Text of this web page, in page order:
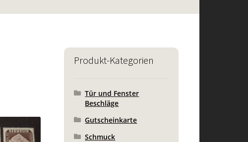
Produkt-Kategorien
Tür und Fenster
Beschläge
Gutscheinkarte
Schmuck